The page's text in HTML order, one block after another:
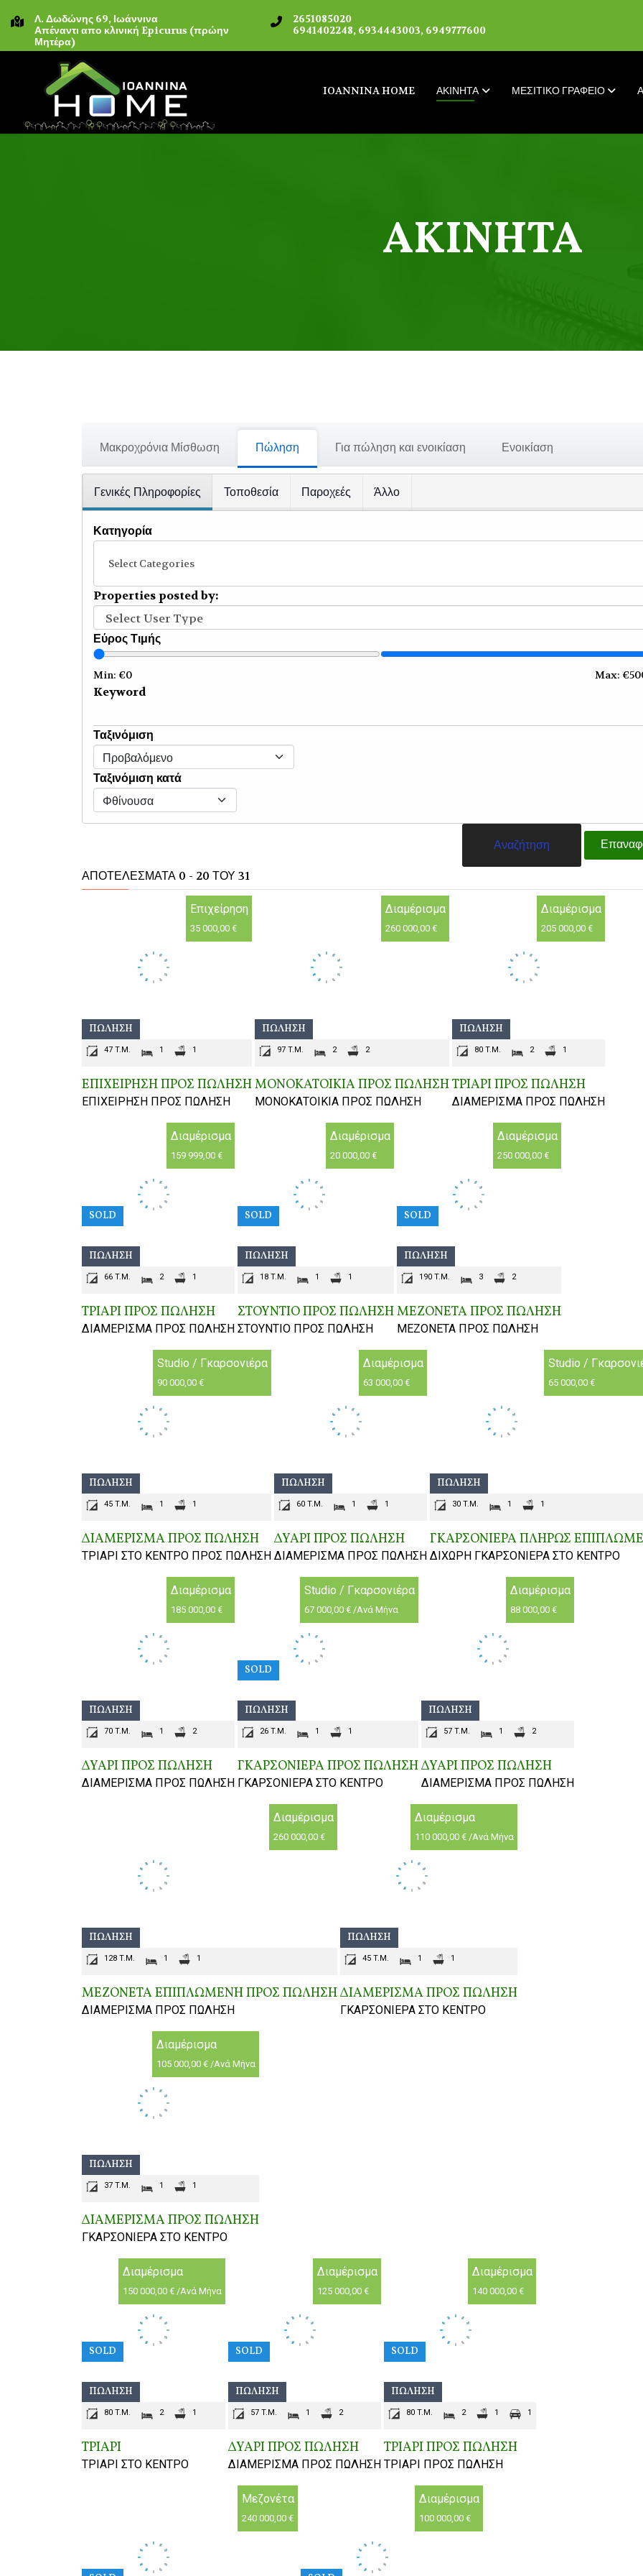
Λ. Δωδώνης 69, Ιωάννινα
Απέναντι απο κλινική Epicurus (πρώην
Μητέρα)
2651085020
6941402248, 6934443003, 6949777600
IOANNINA HOME ΑΚΙΝΗΤΑ ΜΕΣΙΤΙΚΟ ΓΡΑΦΕΙΟ
ΑΚΙΝΗΤΑ
Μακροχρόνια Μίσθωση Πώληση Για πώληση και ενοικίαση Ενοικίαση
Γενικές Πληροφορίες Τοποθεσία Παροχεές Άλλο
Κατηγορία
Select Categories
Properties posted by:
Εύρος Τιμής
Min: €0 Max: €
Keyword
Ταξινόμιση
Ταξινόμιση κατά
ΑΠΟΤΕΛΈΣΜΑΤΑ 0 - 20 ΤΟΥ 31
ΠΏΛΗΣΗ
Επιχείρηση
35 000,00 €
47 T.M. 1 1
ΕΠΙΧΕΙΡΗΣΗ ΠΡΟΣ ΠΩΛΗΣΗ
ΕΠΙΧΕΙΡΗΣΗ ΠΡΟΣ ΠΩΛΗΣΗ
ΠΏΛΗΣΗ
Διαμέρισμα
260 000,00 €
97 T.M. 2 2
ΜΟΝΟΚΑΤΟΙΚΙΑ ΠΡΟΣ ΠΩΛΗΣΗ
ΜΟΝΟΚΑΤΟΙΚΙΑ ΠΡΟΣ ΠΩΛΗΣΗ
ΠΏΛΗΣΗ
Διαμέρισμα
205 000,00 €
80 T.M. 2 1
ΤΡΙΑΡΙ ΠΡΟΣ ΠΩΛΗΣΗ
ΔΙΑΜΕΡΙΣΜΑ ΠΡΟΣ ΠΩΛΗΣΗ
SOLD
ΠΏΛΗΣΗ
Διαμέρισμα
159 999,00 €
66 T.M. 2 1
ΤΡΙΑΡΙ ΠΡΟΣ ΠΩΛΗΣΗ
ΔΙΑΜΕΡΙΣΜΑ ΠΡΟΣ ΠΩΛΗΣΗ
SOLD
ΠΏΛΗΣΗ
Διαμέρισμα
20 000,00 €
18 T.M. 1 1
ΣΤΟΥΝΤΙΟ ΠΡΟΣ ΠΩΛΗΣΗ
ΣΤΟΥΝΤΙΟ ΠΡΟΣ ΠΩΛΗΣΗ
SOLD
ΠΏΛΗΣΗ
Διαμέρισμα
250 000,00 €
190 T.M. 3 2
ΜΕΖΟΝΕΤΑ ΠΡΟΣ ΠΩΛΗΣΗ
MEZONETA ΠΡΟΣ ΠΩΛΗΣΗ
ΠΏΛΗΣΗ
Studio / Γκαρσονιέρα
90 000,00 €
45 T.M. 1 1
ΔΙΑΜΕΡΙΣΜΑ ΠΡΟΣ ΠΩΛΗΣΗ
ΤΡΙΑΡΙ ΣΤΟ ΚΕΝΤΡΟ ΠΡΟΣ ΠΩΛΗΣΗ
ΠΏΛΗΣΗ
Διαμέρισμα
63 000,00 €
60 T.M. 1 1
ΔΥΑΡΙ ΠΡΟΣ ΠΩΛΗΣΗ
ΔΙΑΜΕΡΙΣΜΑ ΠΡΟΣ ΠΩΛΗΣΗ
ΠΏΛΗΣΗ
Studio /
65 000,00 €
30 T.M. 1 1
ΓΚΑΡΣΟΝΙΕΡΑ ΠΛΗΡΩΣ
ΔΙΧΩΡΗ ΓΚΑΡΣΟΝΙΕΡΑ ΣΤΟ ΚΕΝΤΡΟ
ΠΏΛΗΣΗ
Διαμέρισμα
185 000,00 €
70 T.M. 1 2
ΔΥΑΡΙ ΠΡΟΣ ΠΩΛΗΣΗ
ΔΙΑΜΕΡΙΣΜΑ ΠΡΟΣ ΠΩΛΗΣΗ
SOLD
ΠΏΛΗΣΗ
Studio / Γκαρσονιέρα
67 000,00 € /Ανά Μήνα
26 T.M. 1 1
ΓΚΑΡΣΟΝΙΕΡΑ ΠΡΟΣ ΠΩΛΗΣΗ
ΓΚΑΡΣΟΝΙΕΡΑ ΣΤΟ ΚΕΝΤΡΟ
ΠΏΛΗΣΗ
Διαμέρισμα
88 000,00 €
57 T.M. 1 2
ΔΥΑΡΙ ΠΡΟΣ ΠΩΛΗΣΗ
ΔΙΑΜΕΡΙΣΜΑ ΠΡΟΣ ΠΩΛΗΣΗ
ΠΏΛΗΣΗ
Διαμέρισμα
260 000,00 €
128 T.M. 1 1
ΜΕΖΟΝΕΤΑ ΕΠΙΠΛΩΜΕΝΗ ΠΡΟΣ ΠΩΛΗΣΗ
ΔΙΑΜΕΡΙΣΜΑ ΠΡΟΣ ΠΩΛΗΣΗ
ΠΏΛΗΣΗ
Διαμέρισμα
110 000,00 € /Ανά Μήνα
45 T.M. 1 1
ΔΙΑΜΕΡΙΣΜΑ ΠΡΟΣ ΠΩΛΗΣΗ
ΓΚΑΡΣΟΝΙΕΡΑ ΣΤΟ ΚΕΝΤΡΟ
ΠΏΛΗΣΗ
Διαμέρισμα
105 000,00 € /Ανά Μήνα
37 T.M. 1 1
ΔΙΑΜΕΡΙΣΜΑ ΠΡΟΣ ΠΩΛΗΣΗ
ΓΚΑΡΣΟΝΙΕΡΑ ΣΤΟ ΚΕΝΤΡΟ
SOLD
ΠΏΛΗΣΗ
Διαμέρισμα
150 000,00 € /Ανά Μήνα
80 T.M. 2 1
ΤΡΙΑΡΙ
ΤΡΙΑΡΙ ΣΤΟ ΚΕΝΤΡΟ
SOLD
ΠΏΛΗΣΗ
Διαμέρισμα
125 000,00 €
57 T.M. 1 2
ΔΥΑΡΙ ΠΡΟΣ ΠΩΛΗΣΗ
ΔΙΑΜΕΡΙΣΜΑ ΠΡΟΣ ΠΩΛΗΣΗ
SOLD
ΠΏΛΗΣΗ
Διαμέρισμα
140 000,00 €
80 T.M. 2 1 1
ΤΡΙΑΡΙ ΠΡΟΣ ΠΩΛΗΣΗ
ΤΡΙΑΡΙ ΠΡΟΣ ΠΩΛΗΣΗ
Μεζονέτα
240 000,00 €
Διαμέρισμα
100 000,00 €